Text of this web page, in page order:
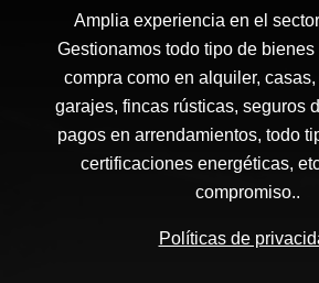
Amplia experiencia en el
Gestionamos todo tipo de bienes
compra como en alquiler,
garajes, fincas rústicas, seguros
pagos en arrendamientos, todo
certificaciones energéticas,
compromiso..
Políticas de